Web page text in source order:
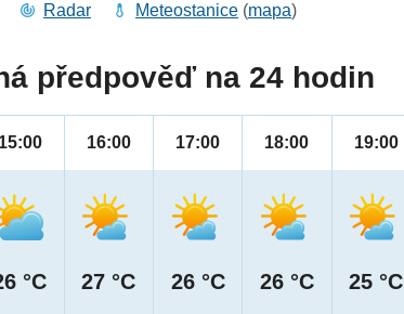
Radar Meteostanice (mapa)
předpověď na 24 hodin
15:00
°C
16:00
27 °C
17:00
26 °C
18:00
26 °C
19:00
25 °C